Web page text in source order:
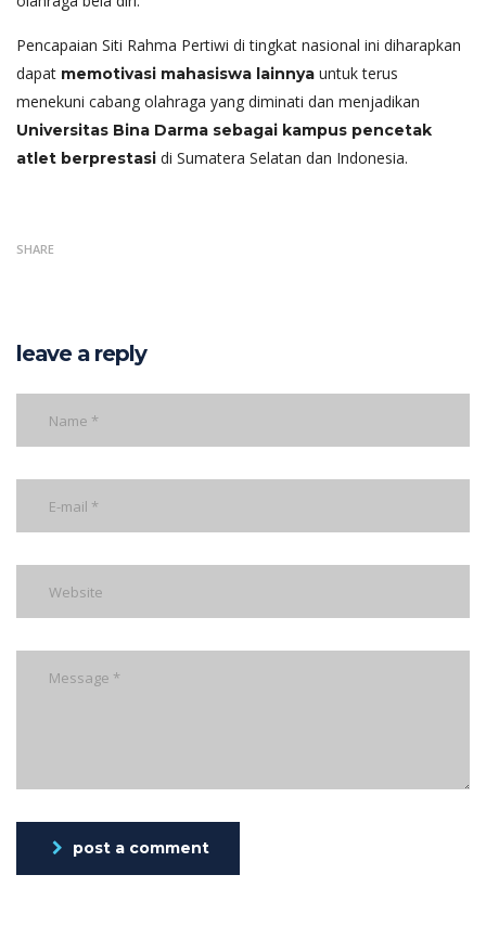
Pencapaian Siti Rahma Pertiwi di tingkat nasional ini diharapkan
dapat memotivasi mahasiswa lainnya untuk terus
menekuni cabang olahraga yang diminati dan menjadikan
Universitas Bina Darma sebagai kampus pencetak
atlet berprestasi di Sumatera Selatan dan Indonesia.
SHARE
leave a reply
post a comment